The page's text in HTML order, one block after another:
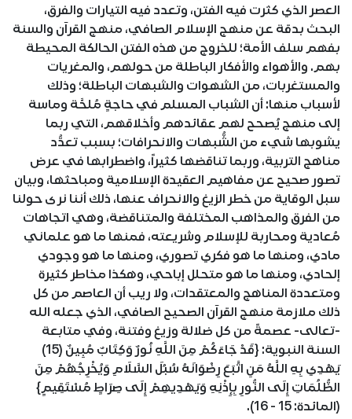
العصر الذي كثرت فيه الفتن، وتعدد فيه التيارات والفرق،
البحث بدقة عن منهج الإسلام الصافي، منهج القرآن والسنة
بفهم سلف الأمة؛ للخروج من هذه الفتن الحالكة المحيطة
بهم. والأهواء والأفكار الباطلة من حولهم، والمغريات
والمستغربات، من الشهوات والشبهات الباطلة؛ وذلك
لأسباب منها: أن الشباب المسلم في حاجةٍ مُلحَّة وماسة
إلى منهج يُصحح لهم عقائدهم وأخلاقهم، التي ربما
يشوبها شيء من الشُّبهات والانحرافات؛ بسبب تعدُّد
مناهج التربية، وربما تناقضها كثيراً، واضطرابها في عرض
تصور صحيح عن مفاهيم العقيدة الإسلامية ومباحثها، وبيان
سبل الوقاية من خطر الزيغ والانحراف عنها، ذلك أننا نرى حولنا
من الفرق والمذاهب المختلفة والمتناقضة، وهي اتجاهات
مُعادية ومحاربة للإسلام وشريعته، فمنها ما هو علماني
مادي، ومنها ما هو فكري تصوري، ومنها ما هو وجودي
إلحادي، ومنها ما هو متحلل إباحي، وهكذا مخاطر كثيرة
ومتعددة المناهج والمعتقدات، ولا ريب أن العاصم من كل
ذلك ملازمة منهج القرآن الصحيح الصافي، الذي جعله الله
-تعالى- عصمةً من كل ضلالة وزيغ وفتنة، وفي متابعة
السنة النبوية: {قَدْ جَاءَكُمْ مِنَ اللَّهِ نُورٌ وَكِتَابٌ مُبِينٌ (15)
يَهْدِي بِهِ اللَّهُ مَنِ اتَّبَعَ رِضْوَانَهُ سُبُلَ السَّلَامِ وَيُخْرِجُهُمْ مِنَ
الظُّلُمَاتِ إِلَى النُّورِ بِإِذْنِهِ وَيَهْدِيهِمْ إِلَى صِرَاطٍ مُسْتَقِيمٍ}
(المائدة: 15 - 16).